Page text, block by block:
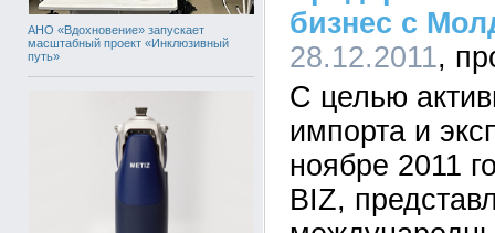
АНО «Вдохновение» запускает
масштабный проект «Инклюзивный
путь»
бизнес с
28.12.2011
С целью
импорта и
ноябре 2011
BIZ,